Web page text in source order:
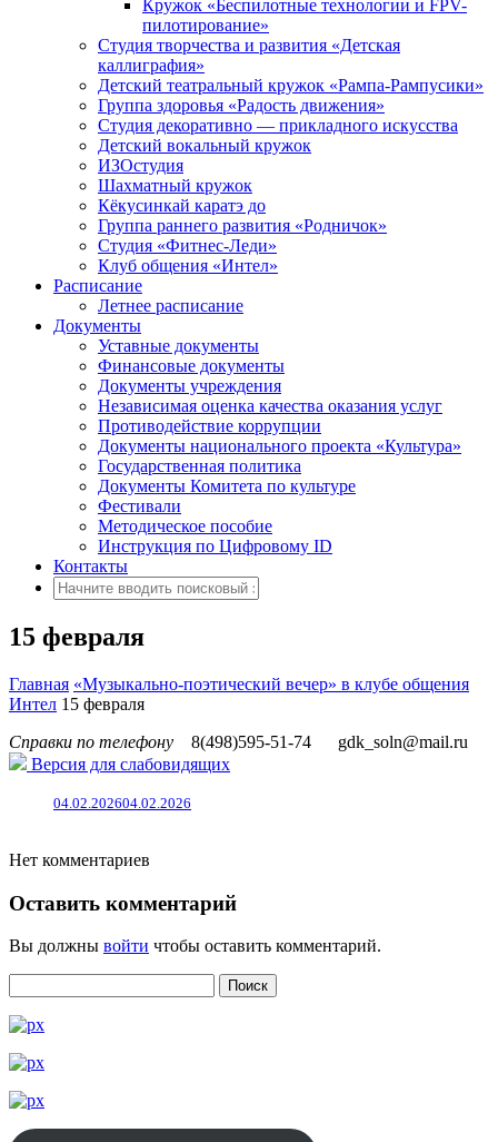
Кружок «Беспилотные технологии и FPV-
пилотирование»
Студия творчества и развития «Детская
каллиграфия»
Детский театральный кружок «Рампа-Рампусики»
Группа здоровья «Радость движения»
Студия декоративно — прикладного искусства
Детский вокальный кружок
ИЗОстудия
Шахматный кружок
Кёкусинкай каратэ до
Группа раннего развития «Родничок»
Cтудия «Фитнес-Леди»
Клуб общения «Интел»
Расписание
Летнее расписание
Документы
Уставные документы
Финансовые документы
Документы учреждения
Независимая оценка качества оказания услуг
Противодействие коррупции
Документы национального проекта «Культура»
Государственная политика
Документы Комитета по культуре
Фестивали
Методическое пособие
Инструкция по Цифровому ID
Контакты
15 февраля
Главная «Музыкально-поэтический вечер» в клубе общения
Интел 15 февраля
Справки по телефону
8(498)595-51-74
gdk_soln@mail.ru
Версия для слабовидящих
04.02.202604.02.2026
Нет комментариев
Оставить комментарий
Вы должны войти чтобы оставить комментарий.